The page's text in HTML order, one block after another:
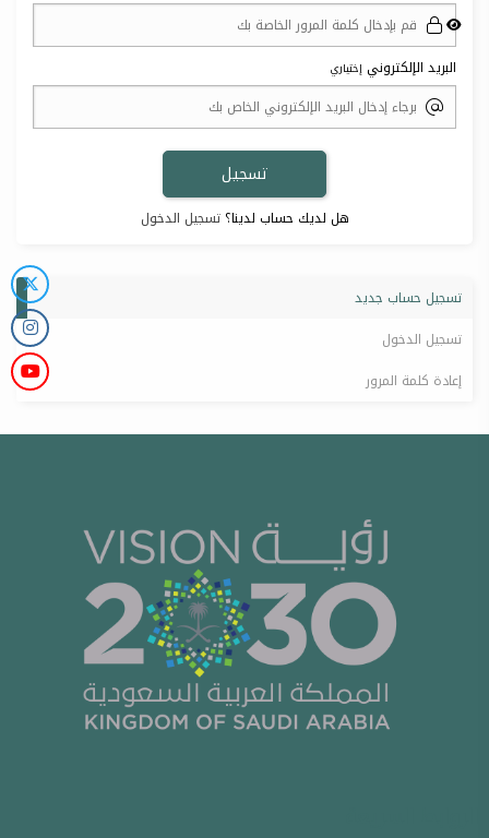
البريد الإلكتروني إختياري
هل لديك حساب لدينا؟تسجيل الدخول
تسجيل حساب جديد
تسجيل الدخول
إعادة كلمة المرور